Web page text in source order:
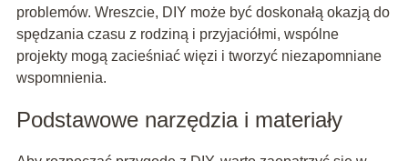
problemów. Wreszcie, DIY może być doskonałą okazją do
spędzania czasu z rodziną i przyjaciółmi, wspólne
projekty mogą zacieśniać więzi i tworzyć niezapomniane
wspomnienia.
Podstawowe narzędzia i materiały